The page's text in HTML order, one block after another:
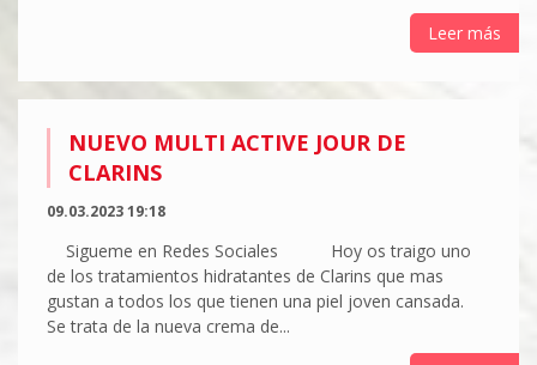
Leer más
NUEVO MULTI ACTIVE JOUR DE
CLARINS
09.03.2023 19:18
Sigueme en Redes Sociales Hoy os traigo uno
de los tratamientos hidratantes de Clarins que mas
gustan a todos los que tienen una piel joven cansada.
Se trata de la nueva crema de...